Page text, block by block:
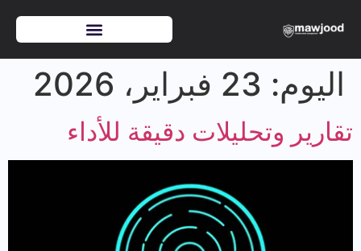
اليوم: 23 فبراير، 2026
تقارير وتحليلات دقيقة للأداء